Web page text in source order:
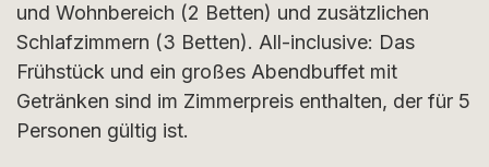
und Wohnbereich (2 Betten) und zusätzlichen
Schlafzimmern (3 Betten). All-inclusive: Das
Frühstück und ein großes Abendbuffet mit
Getränken sind im Zimmerpreis enthalten, der für 5
Personen gültig ist.